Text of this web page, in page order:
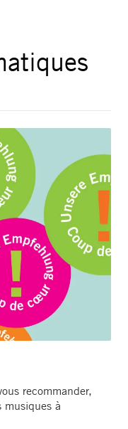
recommander,
musiques à